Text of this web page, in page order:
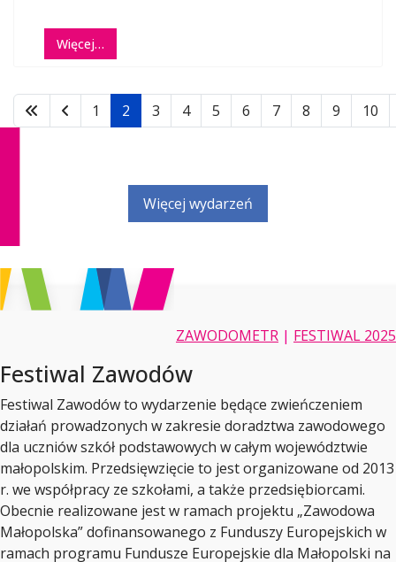
Więcej…
1 2 3 4 5 6 7 8 9 10
Więcej wydarzeń
ZAWODOMETR | FESTIWAL 2025
Festiwal Zawodów
Festiwal Zawodów to wydarzenie będące zwieńczeniem
działań prowadzonych w zakresie doradztwa zawodowego
dla uczniów szkół podstawowych w całym województwie
małopolskim. Przedsięwzięcie to jest organizowane od 2013
r. we współpracy ze szkołami, a także przedsiębiorcami.
Obecnie realizowane jest w ramach projektu „Zawodowa
Małopolska” dofinansowanego z Funduszy Europejskich w
ramach programu Fundusze Europejskie dla Małopolski na